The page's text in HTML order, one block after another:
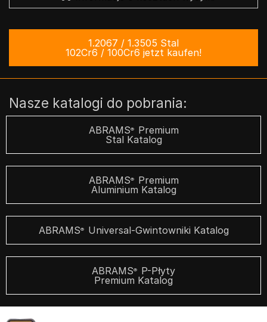
1.2067 / 1.3505 Stal
102Cr6 / 100Cr6 jetzt kaufen!
Nasze katalogi do pobrania:
ABRAMS®
Premium
Stal Katalog
ABRAMS®
Premium
Aluminium Katalog
ABRAMS® Universal-Gwintowniki Katalog
ABRAMS®
P-Płyty
Premium Katalog